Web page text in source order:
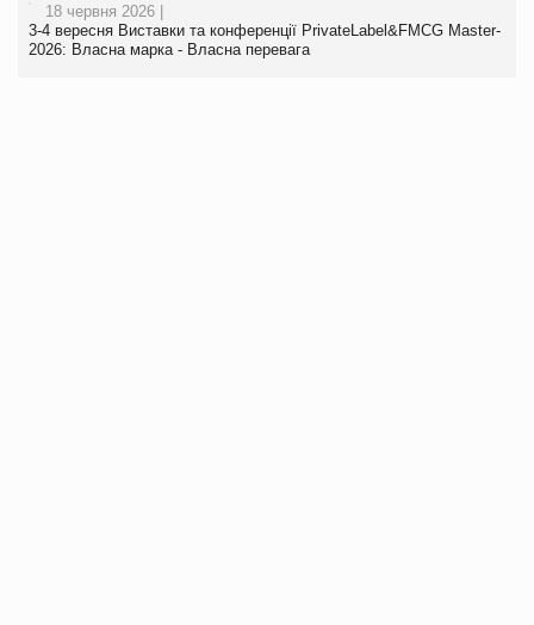
18 червня 2026 |
3-4 вересня Виставки та конференції PrivateLabel&FMCG Master-
2026: Власна марка - Власна перевага